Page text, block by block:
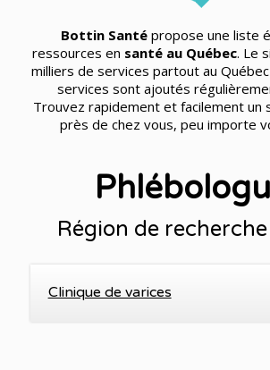
Bottin Santé propose une liste
ressources en santé au Québec. Le
milliers de services partout au
services sont ajoutés
Trouvez rapidement et facilement un
près de chez vous, peu importe
Région de
Clinique de varices